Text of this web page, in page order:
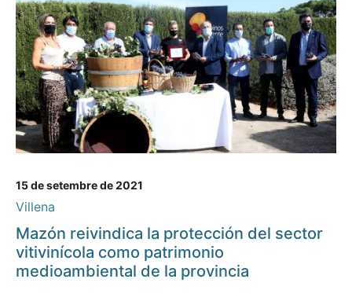
15 de setembre de 2021
Villena
Mazón reivindica la protección del sector
vitivinícola como patrimonio
medioambiental de la provincia